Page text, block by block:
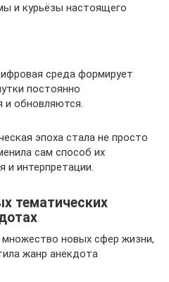
и курьёзы настоящего
среда формирует
постоянно
обновляются.
эпоха стала не просто
сам способ их
и интерпретации.
тематических
новых сфер жизни,
жанр анекдота